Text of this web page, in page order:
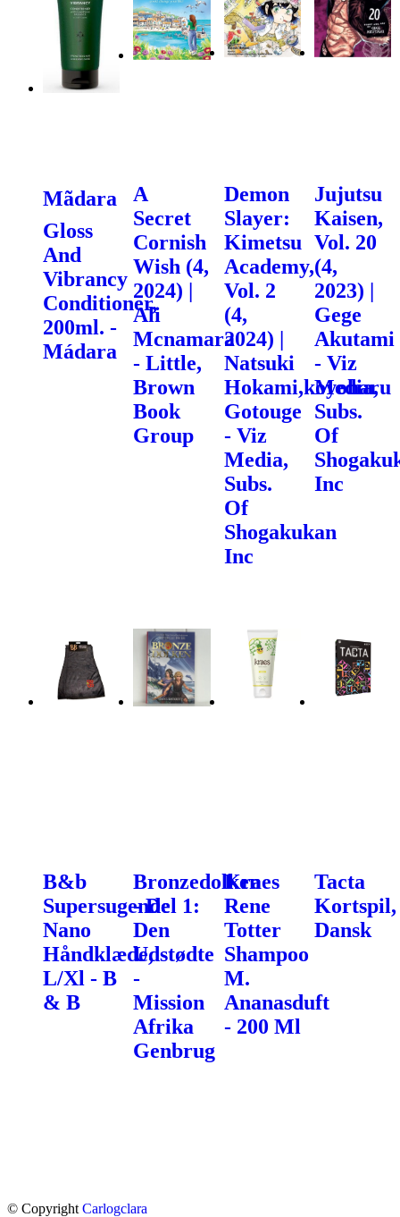
Mãdara
Gloss
And
Vibrancy
Conditioner,
200ml. -
Mádara
A
Secret
Cornish
Wish (4,
2024) |
Ali
Mcnamara
- Little,
Brown
Book
Group
Demon
Slayer:
Kimetsu
Academy,
Vol. 2
(4,
2024) |
Natsuki
Hokami,koyoharu
Gotouge
- Viz
Media,
Subs.
Of
Shogakukan
Inc
Jujutsu
Kaisen,
Vol. 20
(4,
2023) |
Gege
Akutami
- Viz
Media,
Subs.
Of
Inc
B&b
Supersugende
Nano
Håndklæde,
L/Xl - B
& B
Bronzedolken
- Del 1:
Den
Udstødte
-
Mission
Afrika
Genbrug
Kraes
Rene
Totter
Shampoo
M.
Ananasduft
- 200 Ml
Tacta
Kortspil,
Dansk
© Copyright Carlogclara